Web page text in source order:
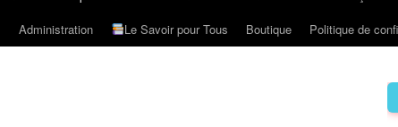
Administration Le Savoir pour Tous Boutique Politique de